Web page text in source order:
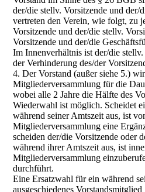
der/die stellv. Vorsitzende und
vertreten den Verein, wie folgt, zu
Vorsitzende und der/die stellv.
Vorsitzende und der/die
Im Innenverhältnis ist der/die
der Verhinderung des/der
4. Der Vorstand (außer siehe 5.)
Mitgliederversammlung für die
wobei alle 2 Jahre die Hälfte des
Wiederwahl ist möglich. Scheidet
während seiner Amtszeit aus, ist
Mitgliederversammlung eine
scheiden der/die Vorsitzende oder
während ihrer Amtszeit aus, ist
Mitgliederversammlung
durchführt.
Eine Ersatzwahl für ein während
ausgeschiedenes